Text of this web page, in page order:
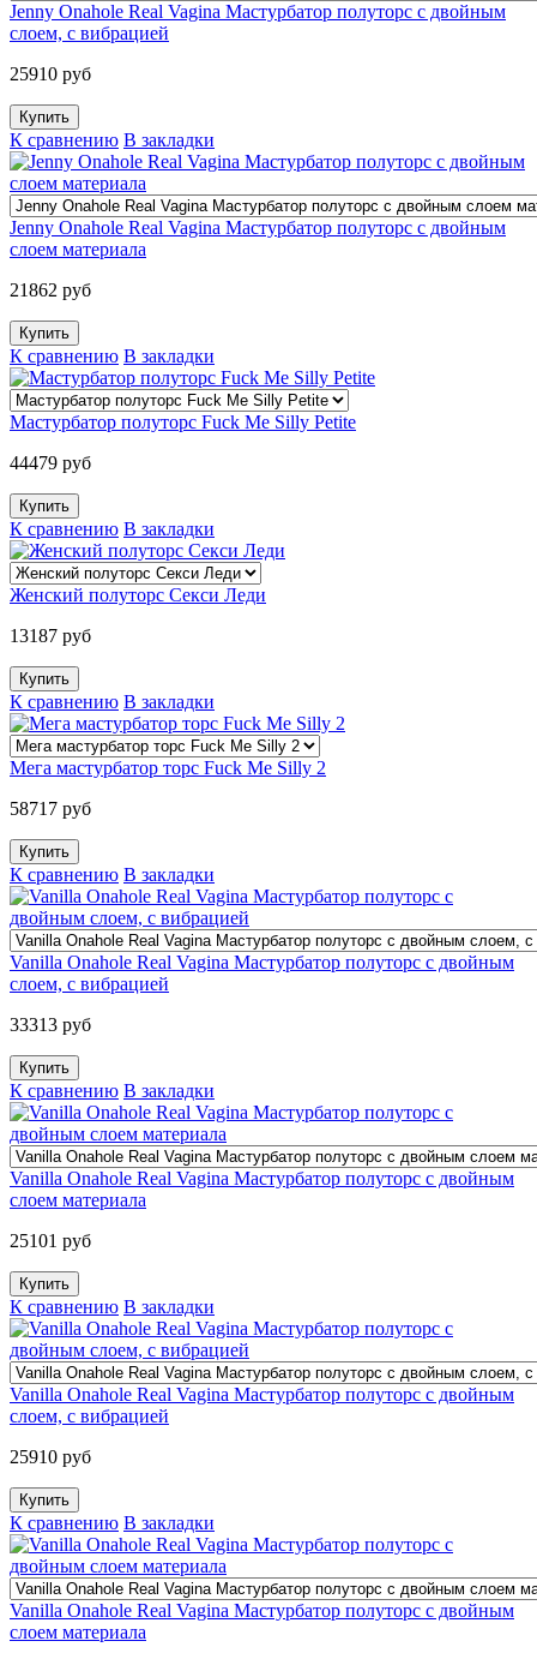
Jenny Onahole Real Vagina Мастурбатор полуторс с двойным
слоем, с вибрацией
25910 руб
К сравнению В закладки
Jenny Onahole Real Vagina Мастурбатор полуторс с двойным
слоем материала
21862 руб
К сравнению В закладки
Мастурбатор полуторс Fuck Me Silly Petite
44479 руб
К сравнению В закладки
Женский полуторс Секси Леди
13187 руб
К сравнению В закладки
Мега мастурбатор торс Fuck Me Silly 2
58717 руб
К сравнению В закладки
Vanilla Onahole Real Vagina Мастурбатор полуторс с двойным
слоем, с вибрацией
33313 руб
К сравнению В закладки
Vanilla Onahole Real Vagina Мастурбатор полуторс с двойным
слоем материала
25101 руб
К сравнению В закладки
Vanilla Onahole Real Vagina Мастурбатор полуторс с двойным
слоем, с вибрацией
25910 руб
К сравнению В закладки
Vanilla Onahole Real Vagina Мастурбатор полуторс с двойным
слоем материала